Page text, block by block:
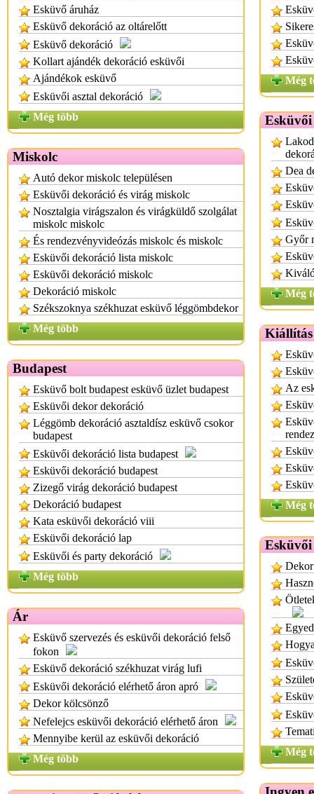
Esküvő áruház
Esküvő dekoráció az oltárelőtt
Esküvő dekoráció
Kollart ajándék dekoráció esküvői
Ajándékok esküvő
Esküvői asztal dekoráció
Még több
Miskolc
Autó dekor miskolc településen
Esküvői dekoráció és virág miskolc
Nosztalgia virágszalon és virágküldő szolgálat
miskolc miskolc
És rendezvényvideózás miskolc és miskolc
Esküvői dekoráció lista miskolc
Esküvői dekoráció miskolc
Dekoráció miskolc
Székszoknya székhuzat esküvő léggömbdekor
Még több
Budapest
Esküvő bolt budapest esküvő üzlet budapest
Esküvői dekor dekoráció
Léggömb dekoráció asztaldísz esküvő csokor
budapest
Esküvői dekoráció lista budapest
Esküvői dekoráció budapest
Zizegő virág dekoráció budapest
Dekoráció budapest
Kata esküvői dekoráció viii
Esküvői dekoráció lap
Esküvői és party dekoráció
Még több
Ár
Esküvő szervezés és esküvői dekoráció felső
fokon
Esküvő dekoráció székhuzat virág lufi
Esküvői dekoráció elérhető áron apró
Dekor kölcsönző
Nefelejcs esküvői dekoráció elérhető áron
Mennyibe kerül az esküvői dekoráció
Még több
Még
Dea
Győr
Még
Kiállítás
Az
Még
Még